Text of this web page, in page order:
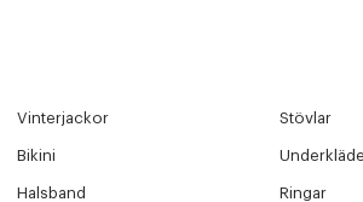
Vinterjackor Stövlar
Bikini
Halsband Ringar